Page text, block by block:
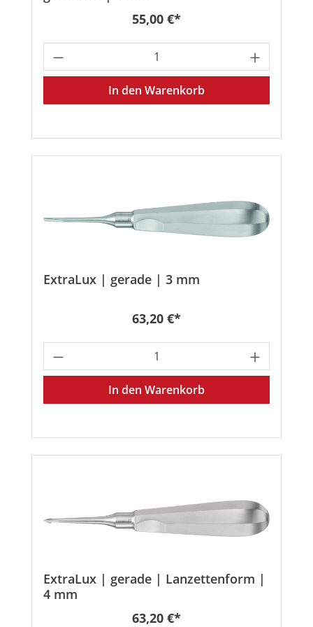
Regulärer Preis:
55,00 €*
Produkt Anzahl: Gib den
In den Warenkorb
ExtraLux | gerade | 3 mm
Regulärer Preis:
63,20 €*
Produkt Anzahl: Gib den
In den Warenkorb
ExtraLux | gerade | Lanzettenform |
4 mm
Regulärer Preis:
63,20 €*